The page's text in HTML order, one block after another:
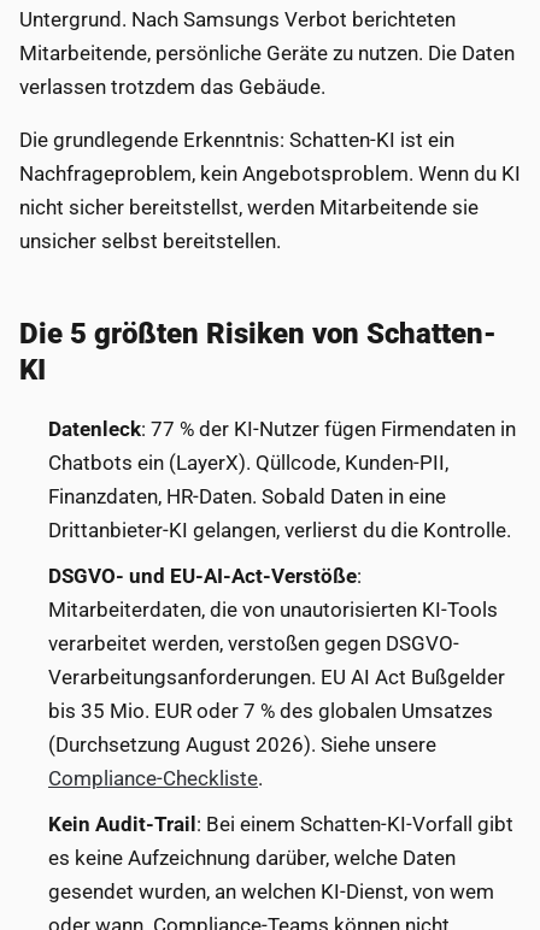
Untergrund. Nach Samsungs Verbot berichteten
Mitarbeitende, persönliche Geräte zu nutzen. Die Daten
verlassen trotzdem das Gebäude.
Die grundlegende Erkenntnis: Schatten-KI ist ein
Nachfrageproblem, kein Angebotsproblem. Wenn du KI
nicht sicher bereitstellst, werden Mitarbeitende sie
unsicher selbst bereitstellen.
Die 5 größten Risiken von Schatten-
KI
Datenleck: 77 % der KI-Nutzer fügen Firmendaten in
Chatbots ein (LayerX). Qüllcode, Kunden-PII,
Finanzdaten, HR-Daten. Sobald Daten in eine
Drittanbieter-KI gelangen, verlierst du die Kontrolle.
DSGVO- und EU-AI-Act-Verstöße:
Mitarbeiterdaten, die von unautorisierten KI-Tools
verarbeitet werden, verstoßen gegen DSGVO-
Verarbeitungsanforderungen. EU AI Act Bußgelder
bis 35 Mio. EUR oder 7 % des globalen Umsatzes
(Durchsetzung August 2026). Siehe unsere
Compliance-Checkliste.
Kein Audit-Trail : Bei einem Schatten-KI-Vorfall gibt
es keine Aufzeichnung darüber, welche Daten
gesendet wurden, an welchen KI-Dienst, von wem
oder wann. Compliance-Teams können nicht